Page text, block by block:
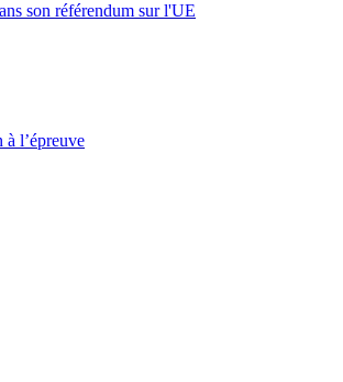
son référendum sur l'UE
à l’épreuve